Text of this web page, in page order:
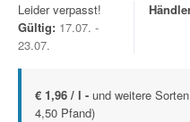
Leider verpasst!
Gültig: 17.07. -
23.07.
€ 1,96 / l - und weitere
4,50 Pfand)